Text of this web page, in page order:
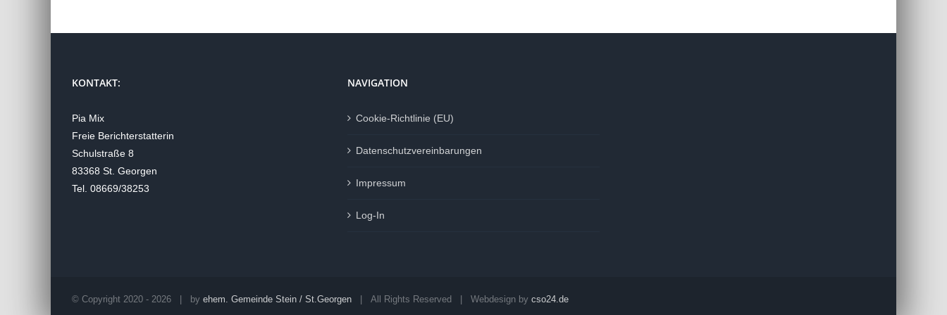
KONTAKT:
Pia Mix
Freie Berichterstatterin
Schulstraße 8
83368 St. Georgen
Tel. 08669/38253
NAVIGATION
Cookie-Richtlinie (EU)
Datenschutzvereinbarungen
Impressum
Log-In
© Copyright 2020 - 2026 | by ehem. Gemeinde Stein / St.Georgen | All Rights Reserved | Webdesign by cso24.de